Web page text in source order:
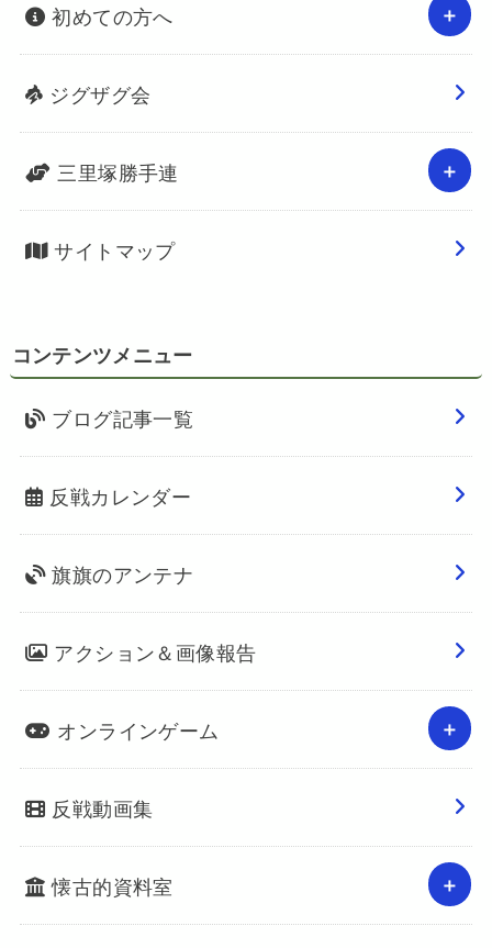
初めての方へ
ジグザグ会
三里塚勝手連
サイトマップ
コンテンツメニュー
ブログ記事一覧
反戦カレンダー
旗旗のアンテナ
アクション＆画像報告
オンラインゲーム
反戦動画集
懐古的資料室